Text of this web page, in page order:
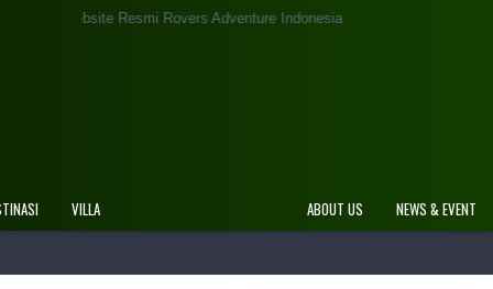
Resmi Rovers Adventure Indonesia
VILLA NEWS & EVENT
ABOUT US